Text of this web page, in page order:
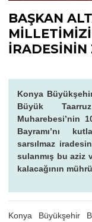
BAŞKAN
İRADESİNİN
Konya
Büyük
Muharebesi’nin
Bayramı’nı
sarsılmaz
sulanmış bu aziz
kalacağının
Konya Büyükşehir